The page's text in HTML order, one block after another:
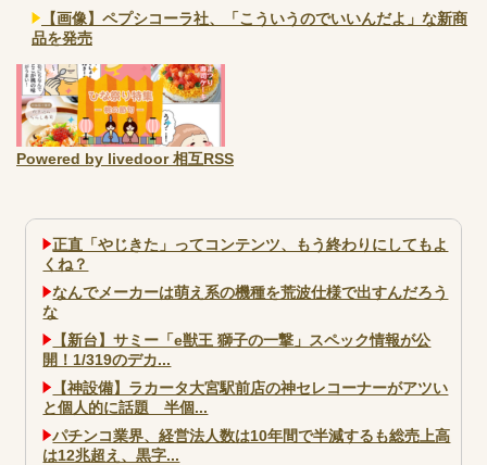
【画像】ペプシコーラ社、「こういうのでいいんだよ」な新商
品を発売
Powered by livedoor 相互RSS
正直「やじきた」ってコンテンツ、もう終わりにしてもよ
くね？
なんでメーカーは萌え系の機種を荒波仕様で出すんだろう
な
【新台】サミー「e獣王 獅子の一撃」スペック情報が公
開！1/319のデカ...
【神設備】ラカータ大宮駅前店の神セレコーナーがアツい
と個人的に話題 半個...
パチンコ業界、経営法人数は10年間で半減するも総売上高
は12兆超え、黒字...